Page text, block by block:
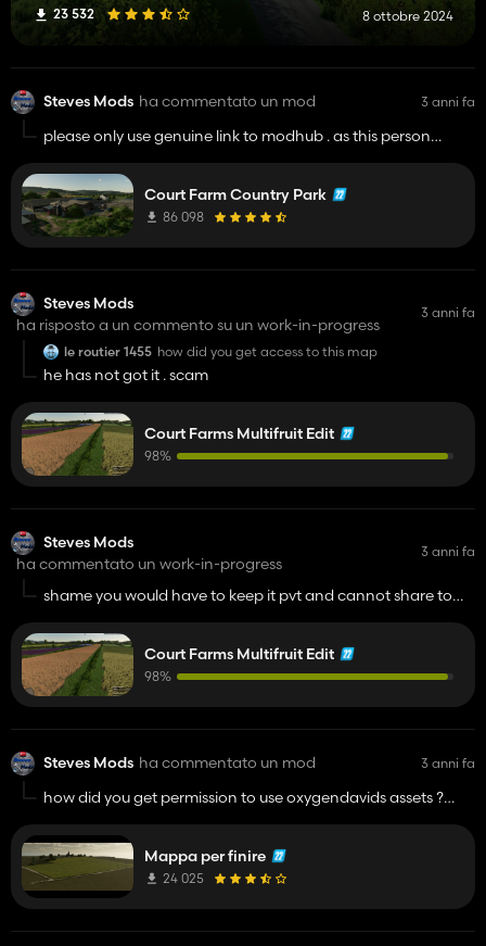
23 532 8 ottobre 2024
Steves Mods ha commentato un mod 3 anni fa
please only use genuine link to modhub . as this person
simulator.com/mod.php?
lang=en&country=gb&mod_id=273039&title=fs2022
Court Farm Country Park
86 098
Steves Mods
ha risposto a un commento su un work-in-progress
3 anni fa
le routier 1455 how did you get access to this map
he has not got it . scam
Court Farms Multifruit Edit
98%
Steves Mods
ha commentato un work-in-progress
3 anni fa
shame you would have to keep it pvt and cannot share to
Court Farms Multifruit Edit
98%
Steves Mods ha commentato un mod 3 anni fa
how did you get permission to use oxygendavids assets ?
Mappa per finire
24 025